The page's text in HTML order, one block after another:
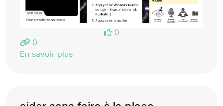
0
0
En savoir plus